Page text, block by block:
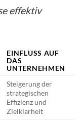
effektiv
EINFLUSS AUF
DAS
UNTERNEHMEN
Steigerung der
strategischen
Effizienz und
Zielklarheit